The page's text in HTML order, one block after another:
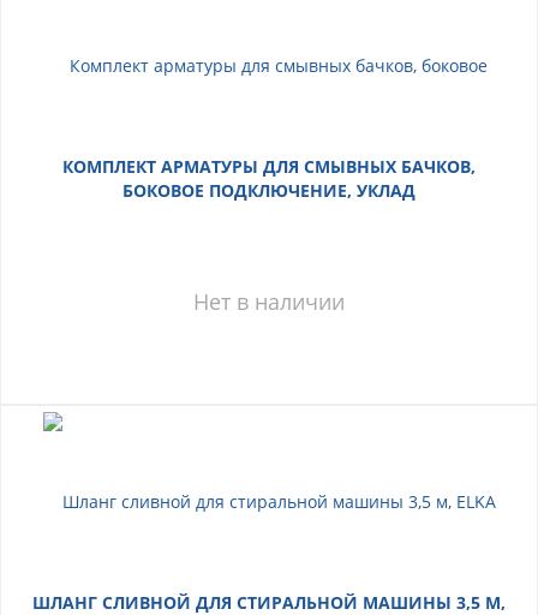
КОМПЛЕКТ АРМАТУРЫ ДЛЯ СМЫВНЫХ БАЧКОВ,
БОКОВОЕ ПОДКЛЮЧЕНИЕ, УКЛАД
Нет в наличии
ШЛАНГ СЛИВНОЙ ДЛЯ СТИРАЛЬНОЙ МАШИНЫ 3,5 М,